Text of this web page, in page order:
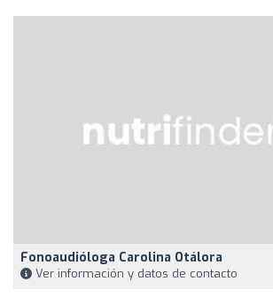
Fonoaudióloga Carolina Otálora
Ver información y datos de contacto